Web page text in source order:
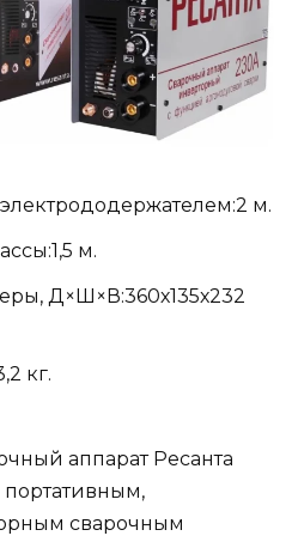
м.
м.
Д×Ш×В:360х135х232
кг.
аппарат Ресанта
сварочным